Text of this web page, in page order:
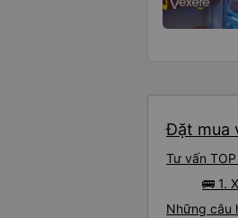
Đặt mua
Tư vấn
🚌 1.
Những câu